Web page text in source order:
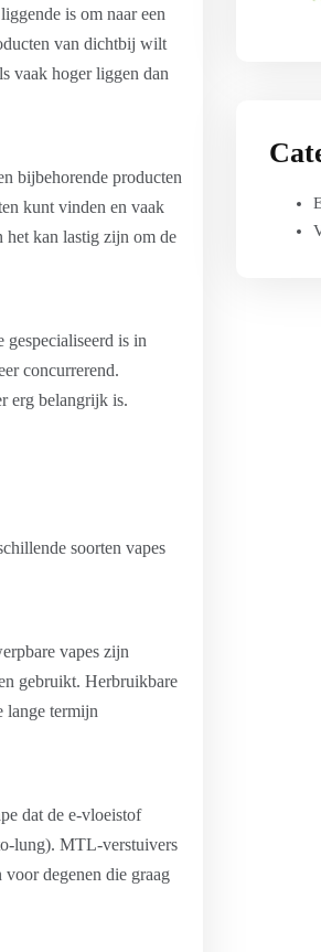
is om naar een
van dichtbij wilt
vaak hoger liggen dan
bijbehorende producten
kunt vinden en vaak
het kan lastig zijn om de
is in
concurrerend.
erg belangrijk is.
soorten vapes
vapes zijn
gebruikt. Herbruikbare
lange termijn
dat de e-vloeistof
lung). MTL-verstuivers
degenen die graag